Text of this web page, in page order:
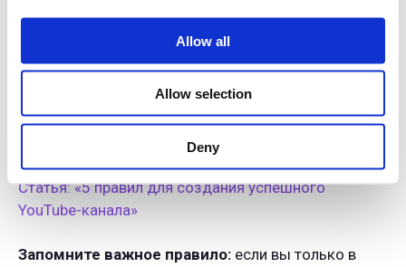
Allow all
Allow selection
Deny
большим удовольствием поделимся ссылками:
Статья: «Как создать шапку и аватар. Бесплатные
Статья: «5 правил для создания успешного
YouTube-канала»
Запомните важное правило: если вы только в